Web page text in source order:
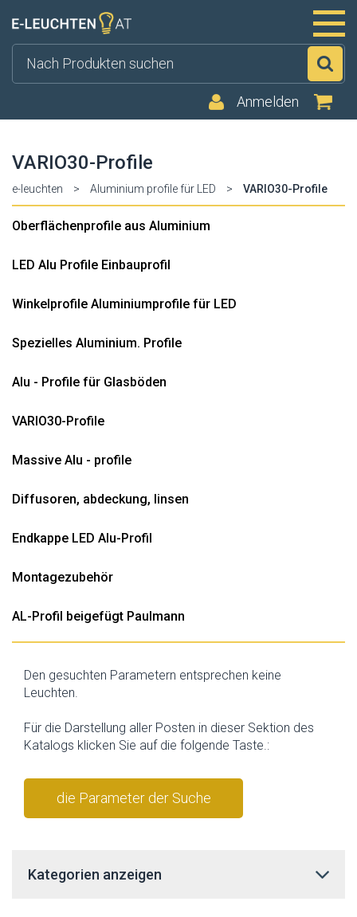
Anmelden
VARIO30-Profile
e-leuchten > Aluminium profile für LED > VARIO30-Profile
Oberflächenprofile aus Aluminium
LED Alu Profile Einbauprofil
Winkelprofile Aluminiumprofile für LED
Spezielles Aluminium. Profile
Alu - Profile für Glasböden
VARIO30-Profile
Massive Alu - profile
Diffusoren, abdeckung, linsen
Endkappe LED Alu-Profil
Montagezubehör
AL-Profil beigefügt Paulmann
Den gesuchten Parametern entsprechen keine
Leuchten.
Für die Darstellung aller Posten in dieser Sektion des
Katalogs klicken Sie auf die folgende Taste.:
die Parameter der Suche
Kategorien anzeigen